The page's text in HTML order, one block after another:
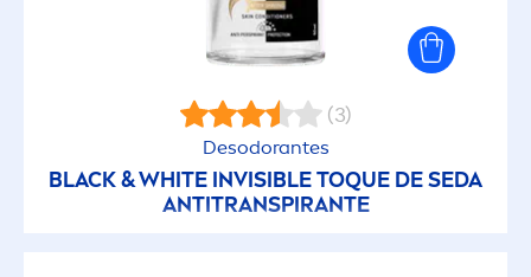
(3)
Desodorantes
BLACK&WHITE INVISIBLE TOQUE DE SEDA
ANTITRANSPIRANTE